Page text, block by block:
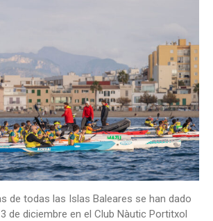
de todas las Islas Baleares se han dado
de diciembre en el Club Nàutic Portitxol